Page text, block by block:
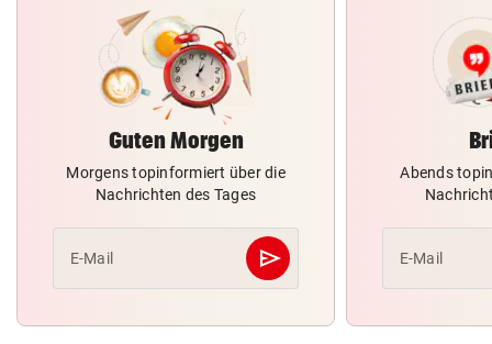
Guten Morgen
Morgens topinformiert über die
Nachrichten des Tages
E-Mail send
Abschicken
Abends
E-Mail